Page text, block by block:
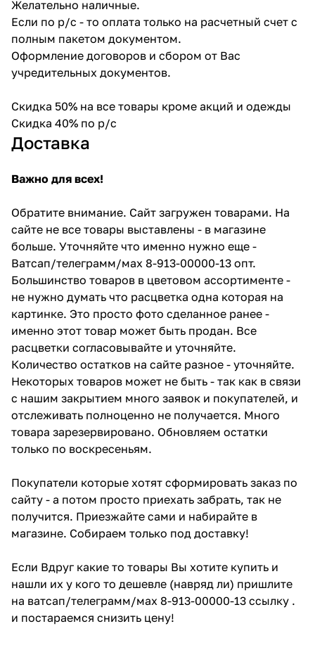
Желательно наличные.
Если по р/с - то оплата только на расчетный счет с
полным пакетом документом.
Оформление договоров и сбором от Вас
учредительных документов.
Скидка 50% на все товары кроме акций и одежды
Скидка 40% по р/с
Доставка
Важно для всех!
Обратите внимание. Сайт загружен товарами. На
сайте не все товары выставлены - в магазине
больше. Уточняйте что именно нужно еще -
Ватсап/телеграмм/мах 8-913-00000-13 опт.
Большинство товаров в цветовом ассортименте -
не нужно думать что расцветка одна которая на
картинке. Это просто фото сделанное ранее -
именно этот товар может быть продан. Все
расцветки согласовывайте и уточняйте.
Количество остатков на сайте разное - уточняйте.
Некоторых товаров может не быть - так как в связи
с нашим закрытием много заявок и покупателей, и
отслеживать полноценно не получается. Много
товара зарезервировано. Обновляем остатки
только по воскресеньям.
Покупатели которые хотят сформировать заказ по
сайту - а потом просто приехать забрать, так не
получится. Приезжайте сами и набирайте в
магазине. Собираем только под доставку!
Если Вдруг какие то товары Вы хотите купить и
нашли их у кого то дешевле (навряд ли) пришлите
на ватсап/телеграмм/мах 8-913-00000-13 ссылку .
и постараемся снизить цену!